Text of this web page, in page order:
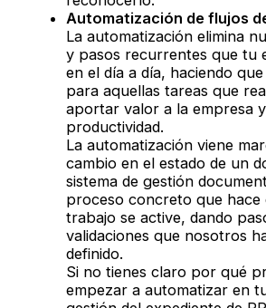
Automatización de flujos
La automatización elimina
y pasos recurrentes que tu
en el día a día, haciendo
para aquellas tareas que
aportar valor a la empresa
productividad.
La automatización viene
cambio en el estado de un
sistema de gestión
proceso concreto que hace
trabajo se active, dando
validaciones que nosotros
definido.
Si no tienes claro por qué
empezar a automatizar en